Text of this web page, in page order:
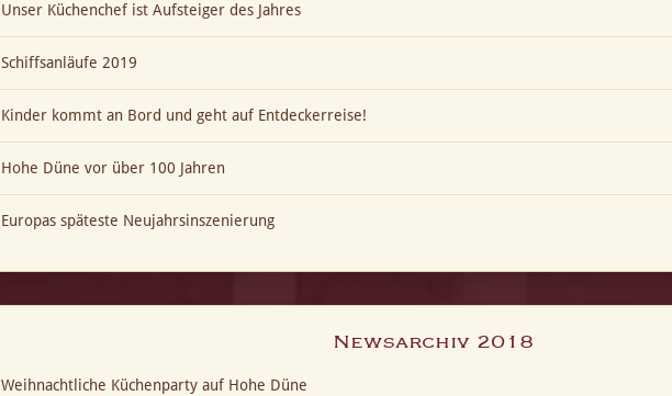
Unser Küchenchef ist Aufsteiger des Jahres
Schiffsanläufe 2019
Kinder kommt an Bord und geht auf Entdeckerreise!
Hohe Düne vor über 100 Jahren
Europas späteste Neujahrsinszenierung
Newsarchiv 2018
Weihnachtliche Küchenparty auf Hohe Düne